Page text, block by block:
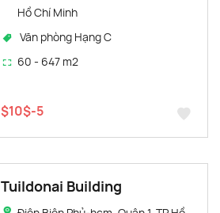
Hồ Chí Minh
Văn phòng Hạng C
60 - 647 m2
$10$-5
Tuildonai Building